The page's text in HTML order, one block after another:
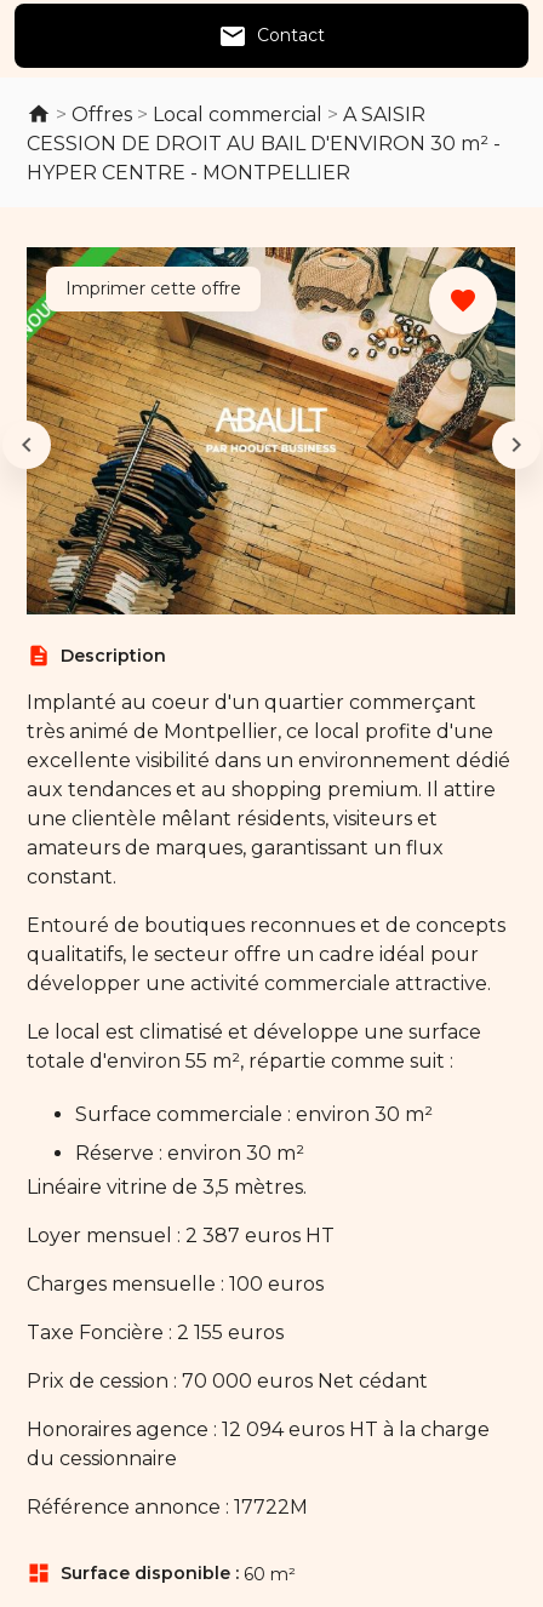
email Contact
>Offres > Local commercial >A SAISIR
CESSION DE DROIT AU BAIL D'ENVIRON 30 m² -
HYPER CENTRE - MONTPELLIER
favorite
Imprimer cette offre
description Description
Implanté au coeur d'un quartier commerçant
très animé de Montpellier, ce local profite d'une
excellente visibilité dans un environnement dédié
aux tendances et au shopping premium. Il attire
une clientèle mêlant résidents, visiteurs et
amateurs de marques, garantissant un flux
constant.
Entouré de boutiques reconnues et de concepts
qualitatifs, le secteur offre un cadre idéal pour
développer une activité commerciale attractive.
Le local est climatisé et développe une surface
totale d'environ 55 m², répartie comme suit :
Surface commerciale : environ 30 m²
Réserve : environ 30 m²
Linéaire vitrine de 3,5 mètres.
Loyer mensuel : 2 387 euros HT
Charges mensuelle : 100 euros
Taxe Foncière : 2 155 euros
Prix de cession : 70 000 euros Net cédant
Honoraires agence : 12 094 euros HT à la charge
du cessionnaire
Référence annonce : 17722M
dashboard Surface disponible : 60 m²